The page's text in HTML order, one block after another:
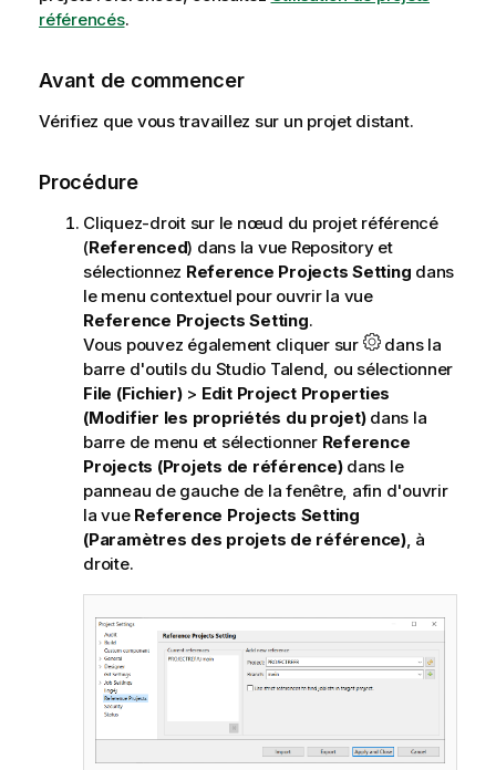
référencés.
Avant de commencer
Vérifiez que vous travaillez sur un projet distant.
Procédure
Cliquez-droit sur le nœud du projet référencé
(Referenced) dans la vue Repository et
sélectionnez Reference Projects Setting dans
le menu contextuel pour ouvrir la vue
Reference Projects Setting.
Vous pouvez également cliquer sur
dans la
barre d'outils du Studio Talend, ou sélectionner
File (Fichier)> Edit Project Properties
(Modifier les propriétés du projet)dans la
barre de menu et sélectionner Reference
Projects (Projets de référence)dans le
panneau de gauche de la fenêtre, afin d'ouvrir
la vue Reference Projects Setting
(Paramètres des projets de référence), à
droite.